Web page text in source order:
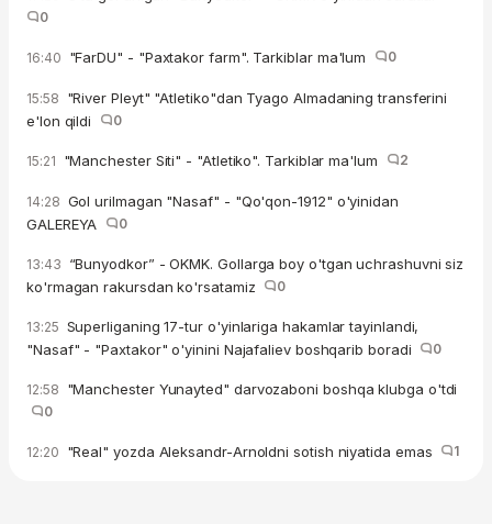
0
16:40 "FarDU" - "Paxtakor farm". Tarkiblar ma'lum 0
15:58 "River Pleyt" "Atletiko"dan Tyago Almadaning transferini
e'lon qildi
0
15:21 "Manchester Siti" - "Atletiko". Tarkiblar ma'lum 2
14:28 Gol urilmagan "Nasaf" - "Qo'qon-1912" o'yinidan
GALEREYA
0
13:43 “Bunyodkor” - OKMK. Gollarga boy o'tgan uchrashuvni siz
ko'rmagan rakursdan ko'rsatamiz
0
13:25 Superliganing 17-tur o'yinlariga hakamlar tayinlandi,
"Nasaf" - "Paxtakor" o'yinini Najafaliev boshqarib boradi
0
12:58 "Manchester Yunayted" darvozaboni boshqa klubga o'tdi
0
12:20 "Real" yozda Aleksandr-Arnoldni sotish niyatida emas 1